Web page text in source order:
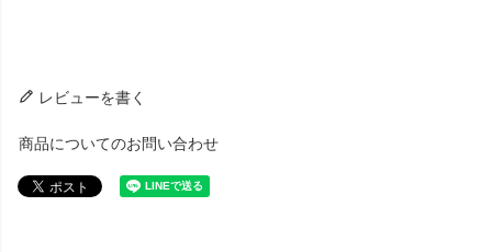
レビューを書く
商品についてのお問い合わせ